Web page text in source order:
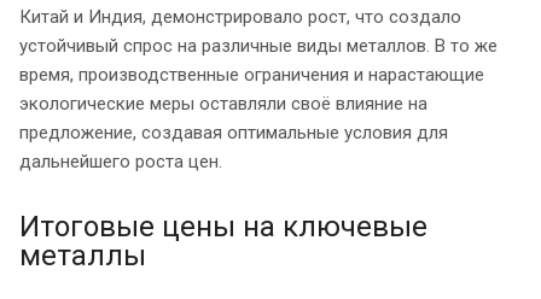
Китай и Индия, демонстрировало рост, что создало
устойчивый спрос на различные виды металлов. В то же
время, производственные ограничения и нарастающие
экологические меры оставляли своё влияние на
предложение, создавая оптимальные условия для
дальнейшего роста цен.
Итоговые цены на ключевые
металлы